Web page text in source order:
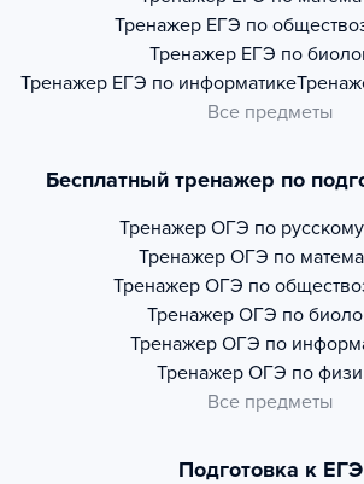
Тренажер ЕГЭ по
Тренажер ЕГЭ по
Тренажер ЕГЭ по информатике
Все предметы
Бесплатный тренажер по
Тренажер ОГЭ по
Тренажер ОГЭ по
Тренажер ОГЭ по
Тренажер ОГЭ по
Тренажер ОГЭ по
Тренажер ОГЭ по
Все предметы
Подготовка к ЕГЭ